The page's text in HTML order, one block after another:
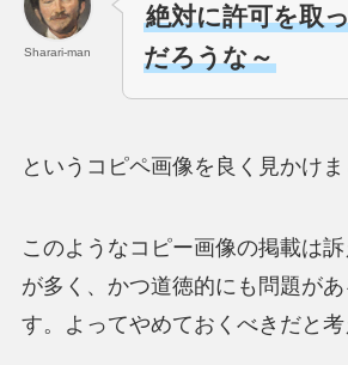
Sharari-man
絶対に許可を取
だろうな～
というコピペ画像を良く見かけま
このようなコピー画像の掲載は
が多く、かつ道徳的にも問題が
す。よってやめておくべきだと考